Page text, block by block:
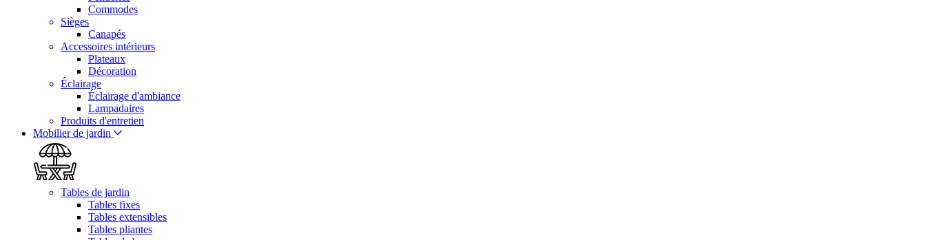
Commodes
Sièges
Canapés
Accessoires intérieurs
Plateaux
Décoration
Éclairage
Éclairage d'ambiance
Lampadaires
Produits d'entretien
Mobilier de jardin
Tables de jardin
Tables fixes
Tables extensibles
Tables pliantes